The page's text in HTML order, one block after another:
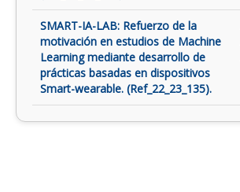
SMART-IA-LAB: Refuerzo de la
motivación en estudios de Machine
Learning mediante desarrollo de
prácticas basadas en dispositivos
Smart-wearable. (Ref_22_23_135).